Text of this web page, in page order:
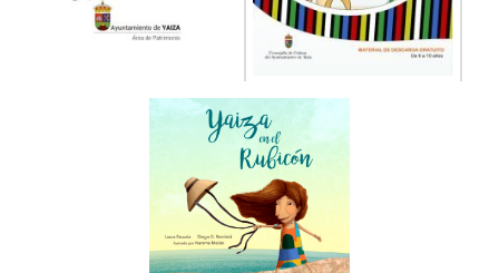
15/01/2024 Empleo y Formación
Dinamización Social es necesario el título de
Graduado Escolar y para Jardinería no es
indispensable formación alguna. Todas las
personas interesadas deben estar inscritas
como demandantes de empleo en el Servicio